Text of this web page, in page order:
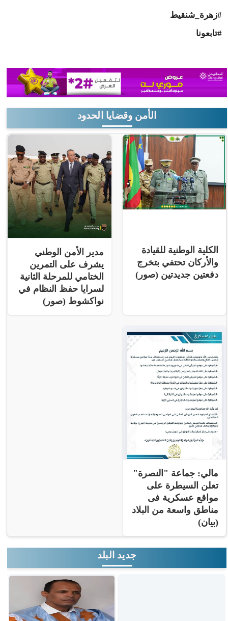
#زهرة_شنقيط
#تابعونا
الأمن وقضايا الحدود
الكلية الوطنية للقيادة
والأركان تحتفي بتخرج
دفعتين جديدتين (صور)
مدير الأمن الوطني
يشرف على التمرين
الختامي للمرحلة الثانية
لسرايا حفظ النظام في
نواكشوط (صور)
مالي: جماعة "النصرة"
تعلن السيطرة على
مواقع عسكرية فى
مناطق واسعة من البلاد
(بيان)
جديد البلد